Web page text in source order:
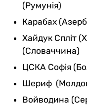
(Румунія)
Карабах
Хайдук Спліт
(Словаччина)
ЦСКА Софія
Шериф
Войводина